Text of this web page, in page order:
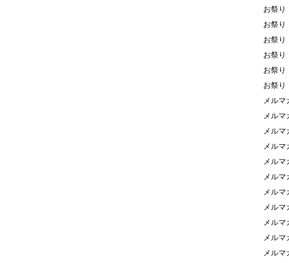
お祭り
お祭り
お祭り
お祭り
お祭り
お祭り
メルマ
メルマ
メルマ
メルマ
メルマ
メルマ
メルマ
メルマ
メルマ
メルマ
メルマ